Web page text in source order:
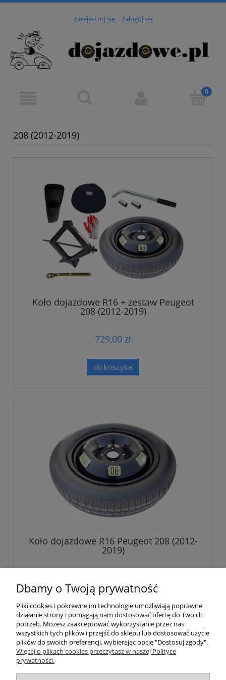
Zarejestruj się Zaloguj się
208 (2012-2019)
Koło dojazdowe R16 + zestaw Peugeot
208 (2012-2019)
729,00 zł
do koszyka
Koło dojazdowe R16 Peugeot 208 (2012-
2019)
do koszyka
Pomoc
Informacje
Dbamy o Twoją prywatność
Pliki cookies i pokrewne im technologie umożliwiają poprawne
działanie strony i pomagają nam dostosować ofertę do Twoich
potrzeb. Możesz zaakceptować wykorzystanie przez nas
wszystkich tych plików i przejść do sklepu lub dostosować użycie
plików do swoich preferencji, wybierając opcję "Dostosuj zgody".
Więcej o plikach cookies przeczytasz w naszej Polityce
prywatności.